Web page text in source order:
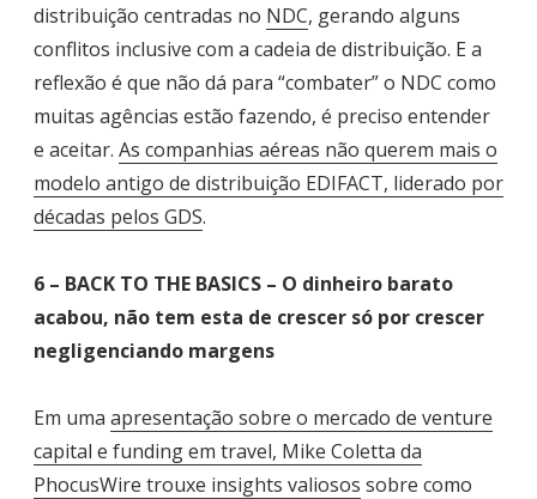
distribuição centradas no NDC, gerando alguns
conflitos inclusive com a cadeia de distribuição. E a
reflexão é que não dá para “combater” o NDC como
muitas agências estão fazendo, é preciso entender
e aceitar. As companhias aéreas não querem mais o
modelo antigo de distribuição EDIFACT, liderado por
décadas pelos GDS.
6 – BACK TO THE BASICS – O dinheiro barato
acabou, não tem esta de crescer só por crescer
negligenciando margens
Em uma apresentação sobre o mercado de venture
capital e funding em travel, Mike Coletta da
PhocusWire trouxe insights valiosos sobre como